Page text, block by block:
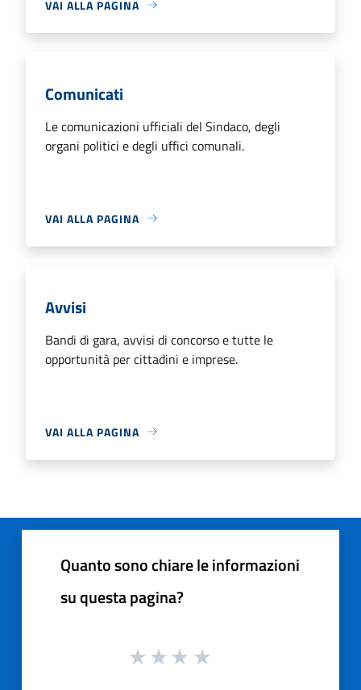
VAI ALLA PAGINA
Comunicati
Le comunicazioni ufficiali del Sindaco, degli
organi politici e degli uffici comunali.
VAI ALLA PAGINA
Avvisi
Bandi di gara, avvisi di concorso e tutte le
opportunità per cittadini e imprese.
VAI ALLA PAGINA
Quanto sono chiare le informazioni
su questa pagina?